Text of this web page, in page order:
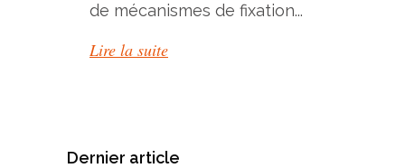
de mécanismes de fixation...
Lire la suite
Dernier article